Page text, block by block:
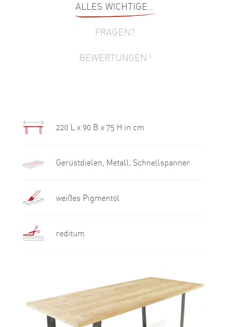
ALLES WICHTIGE...
FRAGEN?
BEWERTUNGEN 0
220 L x 90 B x 75 H in cm
Gerüstdielen, Metall, Schnellspanner
weißes Pigmentöl
reditum